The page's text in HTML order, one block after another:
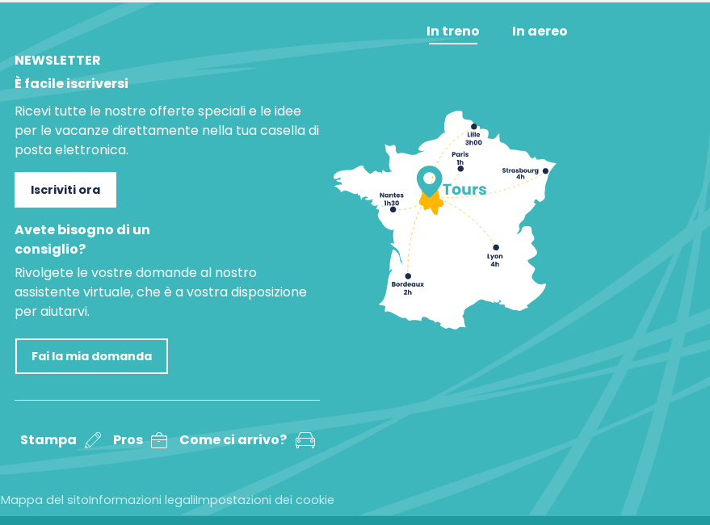
NEWSLETTER
È facile iscriversi
Ricevi tutte le nostre offerte speciali e le idee
per le vacanze direttamente nella tua casella di
posta elettronica.
Iscriviti ora
Avete bisogno di un
consiglio?
Rivolgete le vostre domande al nostro
assistente virtuale, che è a vostra disposizione
per aiutarvi.
Fai la mia domanda
Stampa Pros Come ci arrivo?
In treno In aereo
Mappa del sitoInformazioni legaliImpostazioni dei cookie